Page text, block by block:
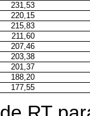
231,53
220,15
215,83
211,60
207,46
203,38
201,37
188,20
177,55